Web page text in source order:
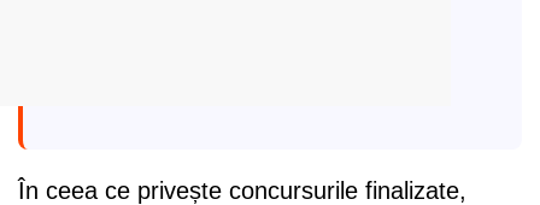
În ceea ce privește concursurile finalizate,